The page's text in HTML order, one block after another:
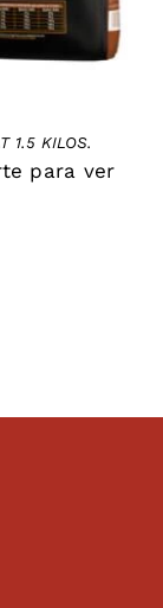
1.5 KILOS.
para ver